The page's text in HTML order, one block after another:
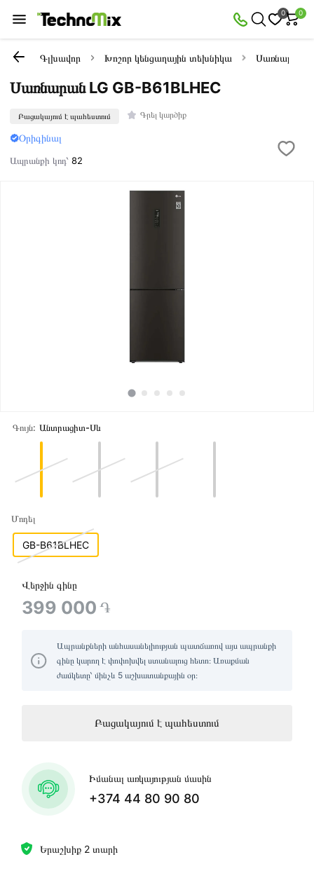
0 0
Գլխավոր Խոշոր կենցաղային տեխնիկա
Սառնարան LG GB-B61BLHEC
Բացակայում է պահեստում Գրել կարծիք
Օրիգինալ
Ապրանքի կոդ՝82
Գույն: Անտրացիտ-Սև
Մոդել
GB-B61BLHEC
Երաշխիք 2 տարի
Վերջին գինը
399 000 ֏
Ապրանքների անհասանելիության պատճառով այս ապրանքի
գինը կարող է փոփոխվել ստանալուց հետո։ Առաքման
ժամկետը՝ մինչև 5 աշխատանքային օր։
Բացակայում է պահեստում
Իմանալ առկայության մասին
+374 44 80 90 80